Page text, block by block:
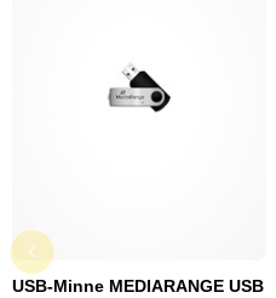
USB-Minne MEDIARANGE USB